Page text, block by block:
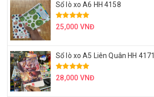
Sổ lò xo A6 HH 4158
25,000 VNĐ
Sổ lò xo A5 Liên Quân HH 4171
28,000 VNĐ